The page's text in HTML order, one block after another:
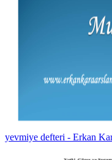
yevmiye defteri - Erkan